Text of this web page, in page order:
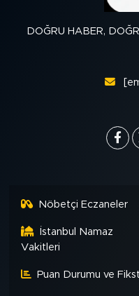
DOĞRU HABER,
Nöbetçi Eczaneler
İstanbul Namaz
Vakitleri
Puan Durumu ve